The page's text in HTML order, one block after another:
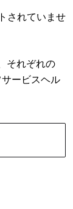
されていませ
それぞれの
ービスヘル